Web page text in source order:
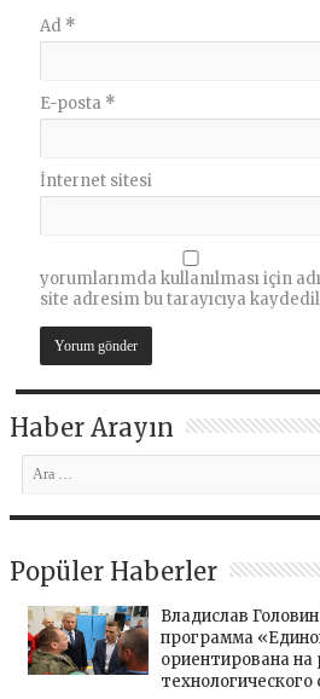
Ad *
E-posta *
İnternet sitesi
yorumlarımda kullanılması için
site adresim bu tarayıcıya
Haber Arayın
Popüler Haberler
Владислав
программа
ориентирована на